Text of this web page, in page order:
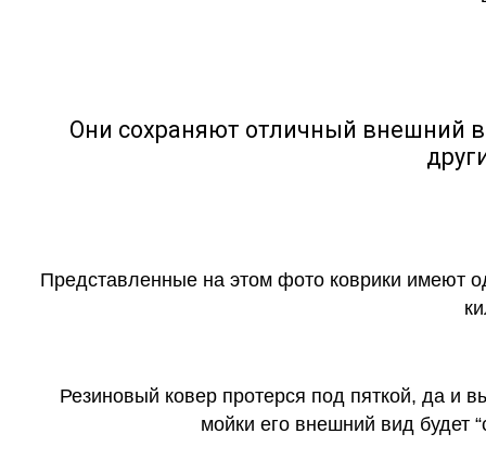
Они сохраняют отличный внешний
Представленные на этом фото коврики имеют
Резиновый ковер протерся под пяткой, да и
мойки его внешний вид будет